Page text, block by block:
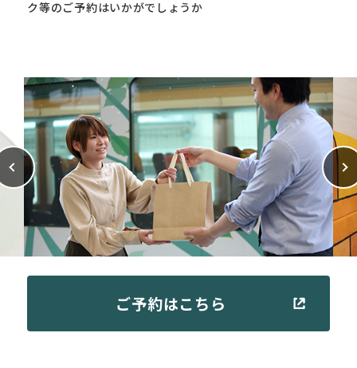
ク等のご予約はいかがでしょうか
ご予約はこちら